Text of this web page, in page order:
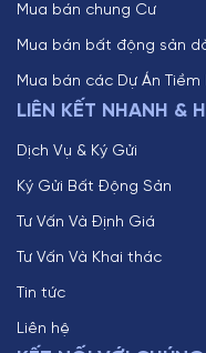
Mua bán chung Cư
Mua bán bất động sản
Mua bán các Dự Án Tiềm
LIÊN KẾT NHANH &
Dịch Vụ & Ký Gửi
Ký Gửi Bất Động Sản
Tư Vấn Và Định Giá
Tư Vấn Và Khai thác
Tin tức
Liên hệ